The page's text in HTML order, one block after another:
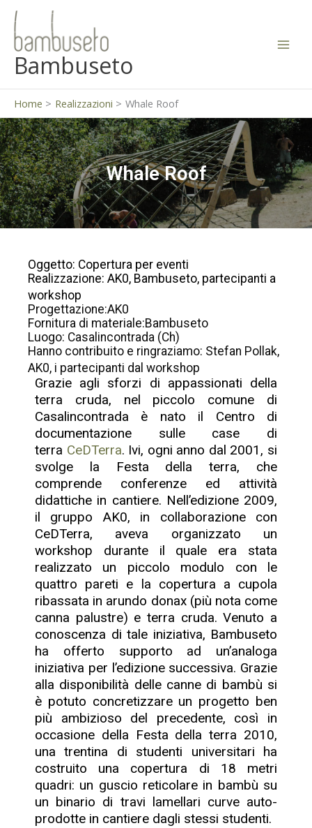
contenuto
Bambuseto
Home Realizzazioni Whale Roof
Whale Roof
Oggetto: Copertura per eventi
Realizzazione: AK0, Bambuseto, partecipanti a
workshop
Progettazione:AK0
Fornitura di materiale:Bambuseto
Luogo: Casalincontrada (Ch)
Hanno contribuito e ringraziamo: Stefan Pollak,
AK0, i partecipanti dal workshop
Grazie agli sforzi di appassionati della
terra cruda, nel piccolo comune di
Casalincontrada è nato il Centro di
documentazione sulle case di
terra CeDTerra. Ivi, ogni anno dal 2001, si
svolge la Festa della terra, che
comprende conferenze ed attività
didattiche in cantiere. Nell’edizione 2009,
il gruppo AK0, in collaborazione con
CeDTerra, aveva organizzato un
workshop durante il quale era stata
realizzato un piccolo modulo con le
quattro pareti e la copertura a cupola
ribassata in arundo donax (più nota come
canna palustre) e terra cruda. Venuto a
conoscenza di tale iniziativa, Bambuseto
ha offerto supporto ad un’analoga
iniziativa per l’edizione successiva. Grazie
alla disponibilità delle canne di bambù si
è potuto concretizzare un progetto ben
più ambizioso del precedente, così in
occasione della Festa della terra 2010,
una trentina di studenti universitari ha
costruito una copertura di 18 metri
quadri: un guscio reticolare in bambù su
un binario di travi lamellari curve auto-
prodotte in cantiere dagli stessi studenti.